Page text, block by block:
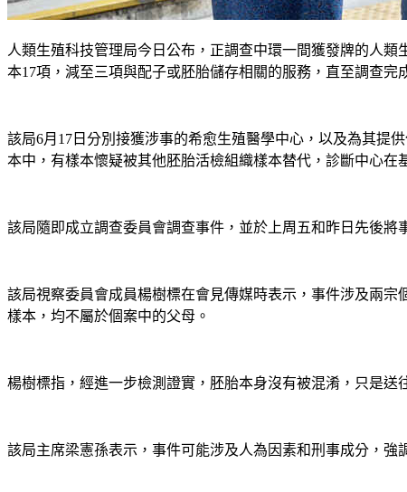
人類生殖科技管理局今日公布，正調查中環一間獲發牌的人
本17項，減至三項與配子或胚胎儲存相關的服務，直至調查完
該局6月17日分別接獲涉事的希愈生殖醫學中心，以及為其提
本中，有樣本懷疑被其他胚胎活檢組織樣本替代，診斷中心在
該局隨即成立調查委員會調查事件，並於上周五和昨日先後將
該局視察委員會成員楊樹標在會見傳媒時表示，事件涉及兩
樣本，均不屬於個案中的父母。
楊樹標指，經進一步檢測證實，胚胎本身沒有被混淆，只是
該局主席梁憲孫表示，事件可能涉及人為因素和刑事成分，強